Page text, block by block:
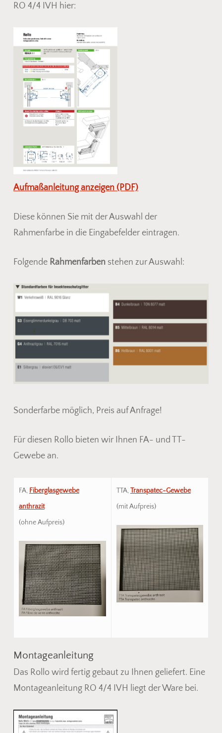
RO 4/4 IVH hier:
Aufmaßanleitung anzeigen (PDF)
Diese können Sie mit der Auswahl der
Rahmenfarbe in die Eingabefelder eintragen.
Folgende Rahmenfarbenstehen zur Auswahl:
Sonderfarbe möglich, Preis auf Anfrage!
Für diesen Rollo bieten wir Ihnen FA- und TT-
Gewebe an.
FA, Fiberglasgewebe
anthrazit
(ohne Aufpreis)
TTA,Transpatec-Gewebe
(mit Aufpreis)
Montageanleitung
Das Rollo wird fertig gebaut zu Ihnen geliefert. Eine
Montageanleitung RO 4/4 IVH liegt der Ware bei.